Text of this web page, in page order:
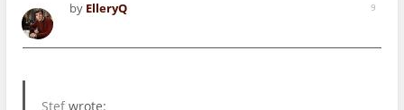
9
by ElleryQ
Stef wrote: